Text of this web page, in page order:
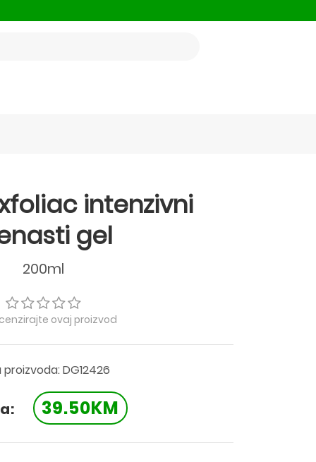
intenzivni
gel
200ml
ovaj proizvod
proizvoda: DG12426
39.50KM